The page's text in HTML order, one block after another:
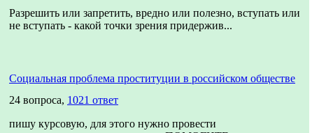
Разрешить или запретить, вредно или полезно, вступать или
не вступать - какой точки зрения придержив...
Социальная проблема проституции в российском обществе
24 вопроса, 1021 ответ
пишу курсовую, для этого нужно провести